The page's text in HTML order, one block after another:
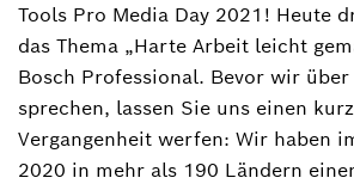
Tools Pro Media Day 2021! Heute
das Thema „Harte Arbeit leicht
Bosch Professional. Bevor wir
sprechen, lassen Sie uns einen
Vergangenheit werfen: Wir haben
2020 in mehr als 190 Ländern